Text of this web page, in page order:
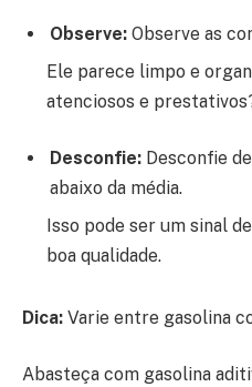
Observe: Observe as
Ele parece limpo e
atenciosos e
Desconfie: Desconfie
abaixo da média.
Isso pode ser um sinal
boa qualidade.
Dica: Varie entre gasolina
Abasteça com gasolina